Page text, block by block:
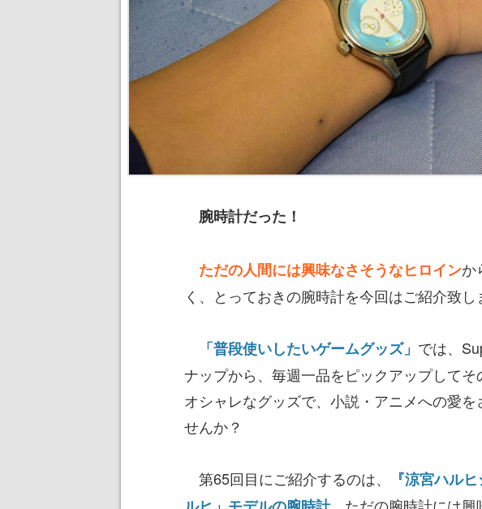
腕時計だった！
ただの人間には興味なさそうなヒロインか
く、とっておきの腕時計を今回はご紹介致し
「普段使いしたいゲームグッズ」 では、
ナップから、毎週一品をピックアップしてそ
オシャレなグッズで、小説・アニメへの愛を
せんか？
第65回目にご紹介するのは、
『涼宮ハル